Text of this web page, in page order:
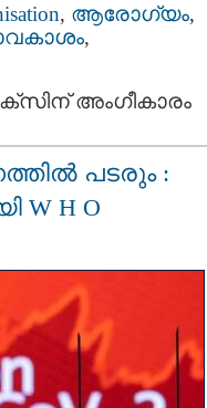
, ആരോഗ്യം,
,
അംഗീകാരം
പടരും :
W H O